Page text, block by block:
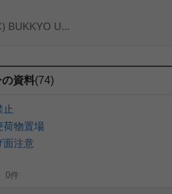
BUKKYO U...
の資料(74)
止
荷物置場
面注意
0件